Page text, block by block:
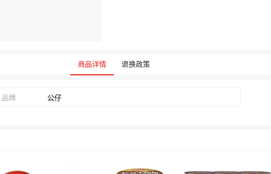
商品详情 退换政策
品牌 公仔